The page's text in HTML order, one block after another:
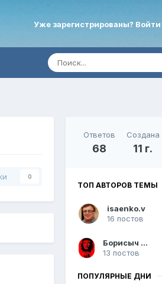
Уже зарегистрированы? Войти
0
Ответов
68
Создана
11 г.
ТОП АВТОРОВ ТЕМЫ
isaenko.v
16 постов
Борисыч МСК
13 постов
ПОПУЛЯРНЫЕ ДНИ